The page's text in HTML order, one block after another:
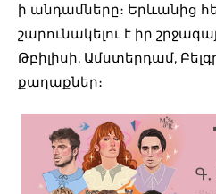
ի անդամները։ Երևանից
շարունակելու է իր
Թբիլիսի, Ամստերդամ,
քաղաքներ։